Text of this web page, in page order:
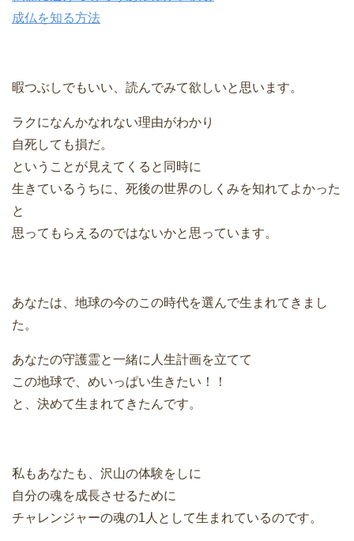
成仏を知る方法
暇つぶしでもいい、読んでみて欲しいと思います。
ラクになんかなれない理由がわかり
自死しても損だ。
ということが見えてくると同時に
生きているうちに、死後の世界のしくみを知れてよかった
と
思ってもらえるのではないかと思っています。
あなたは、地球の今のこの時代を選んで生まれてきまし
た。
あなたの守護霊と一緒に人生計画を立てて
この地球で、めいっぱい生きたい！！
と、決めて生まれてきたんです。
私もあなたも、沢山の体験をしに
自分の魂を成長させるために
チャレンジャーの魂の1人として生まれているのです。